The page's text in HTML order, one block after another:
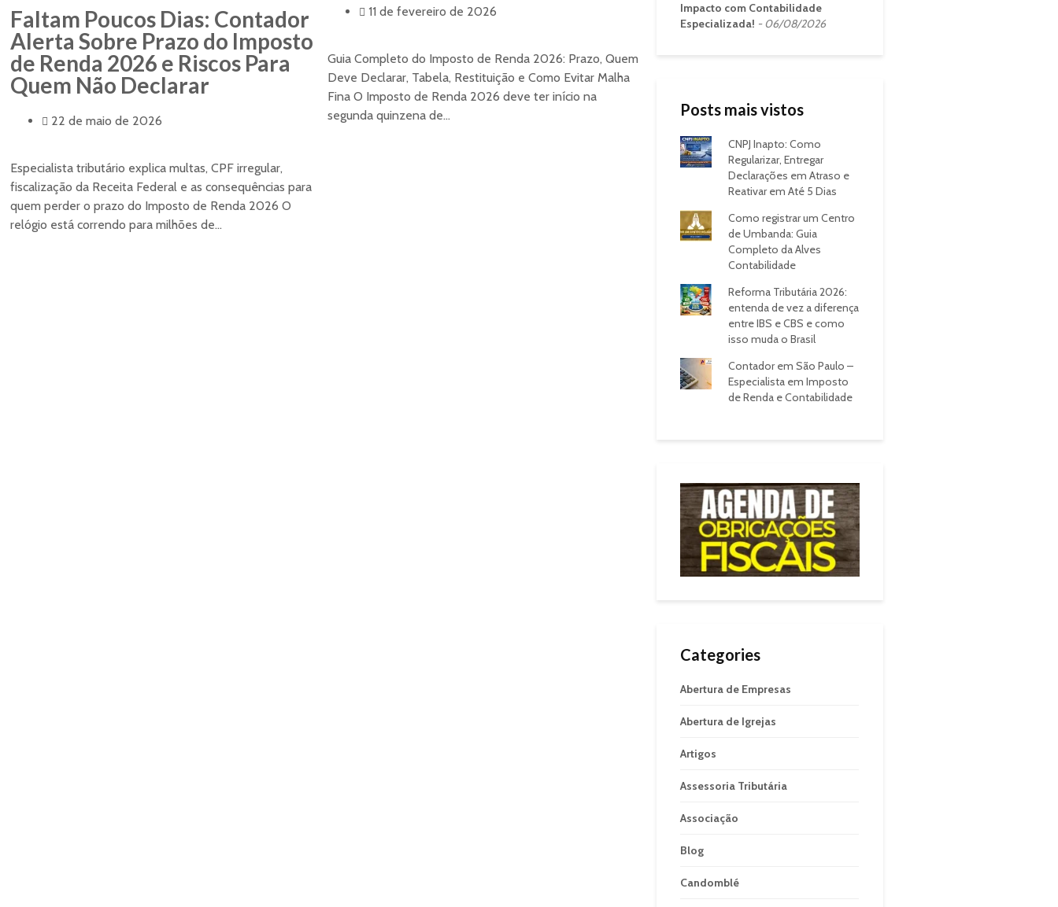
Faltam Poucos Dias: Contador
Alerta Sobre Prazo do Imposto
de Renda 2026 e Riscos Para
Quem Não Declarar
22 de maio de 2026
Especialista tributário explica multas, CPF irregular,
fiscalização da Receita Federal e as consequências para
quem perder o prazo do Imposto de Renda 2026 O
relógio está correndo para milhões de...
11 de fevereiro de 2026
Guia Completo do Imposto de Renda 2026: Prazo, Quem
Deve Declarar, Tabela, Restituição e Como Evitar Malha
Fina O Imposto de Renda 2026 deve ter início na
segunda quinzena de...
Impacto com Contabilidade
Especializada!
06/08/2026
Posts mais vistos
CNPJ Inapto: Como
Regularizar, Entregar
Declarações em Atraso e
Reativar em Até 5 Dias
Como registrar um Centro
de Umbanda: Guia
Completo da Alves
Contabilidade
Reforma Tributária 2026:
entenda de vez a diferença
entre IBS e CBS e como
isso muda o Brasil
Contador em São Paulo –
Especialista em Imposto
de Renda e Contabilidade
Categories
Abertura de Empresas
Abertura de Igrejas
Artigos
Assessoria Tributária
Associação
Blog
Candomblé